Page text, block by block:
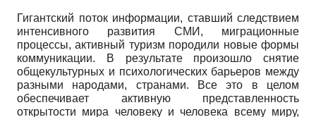
Гигантский поток информации, ставший следствием
интенсивного развития СМИ, миграционные
процессы, активный туризм породили новые формы
коммуникации. В результате произошло снятие
общекультурных и психологических барьеров между
разными народами, странами. Все это в целом
обеспечивает активную представленность
открытости мира человеку и человека всему миру,